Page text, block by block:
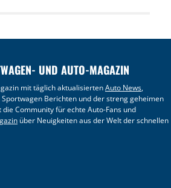
UND AUTO-MAGAZIN
mit täglich aktualisiertenAuto News,
Sportwagen Berichten und der streng geheimen
die Community für echte Auto-Fans und
über Neuigkeiten aus der Welt der schnellen